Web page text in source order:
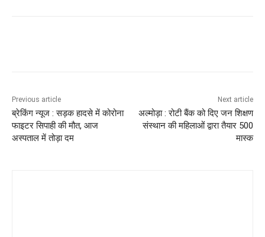
Previous article
ब्रेकिंग न्यूज : सड़क हादसे में कोरोना
फाइटर सिपाही की मौत, आज
अस्पताल में तोड़ा दम
Next article
अल्मोड़ा : रोटी बैंक को दिए जन शिक्षण
संस्थान की महिलाओं द्वारा तैयार 500
मास्क